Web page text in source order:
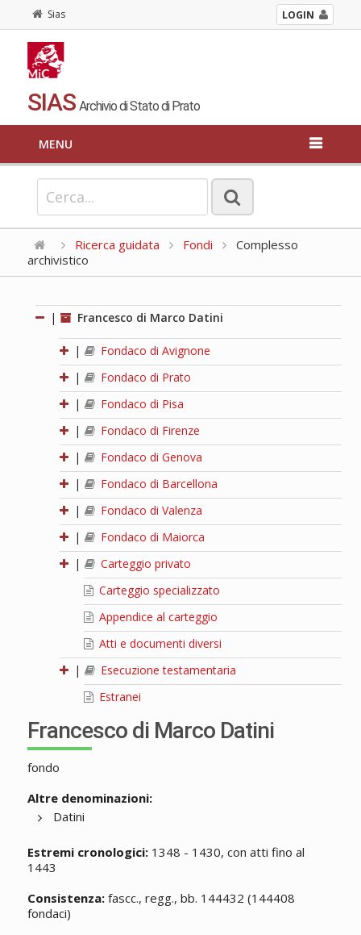
Sias LOGIN
SIAS Archivio di Stato di Prato
MENU
Ricerca guidata Fondi
Complesso
archivistico
| Francesco di Marco Datini
|
Fondaco di Avignone
|
Fondaco di Prato
|
Fondaco di Pisa
|
Fondaco di Firenze
|
Fondaco di Genova
|
Fondaco di Barcellona
|
Fondaco di Valenza
|
Fondaco di Maiorca
|
Carteggio privato
Carteggio specializzato
Appendice al carteggio
Atti e documenti diversi
|
Esecuzione testamentaria
Estranei
Francesco di Marco Datini
fondo
Altre denominazioni:
Datini
Estremi cronologici:1348 - 1430, con atti fino al
1443
Consistenza:fascc., regg., bb. 144432 (144408
fondaci)